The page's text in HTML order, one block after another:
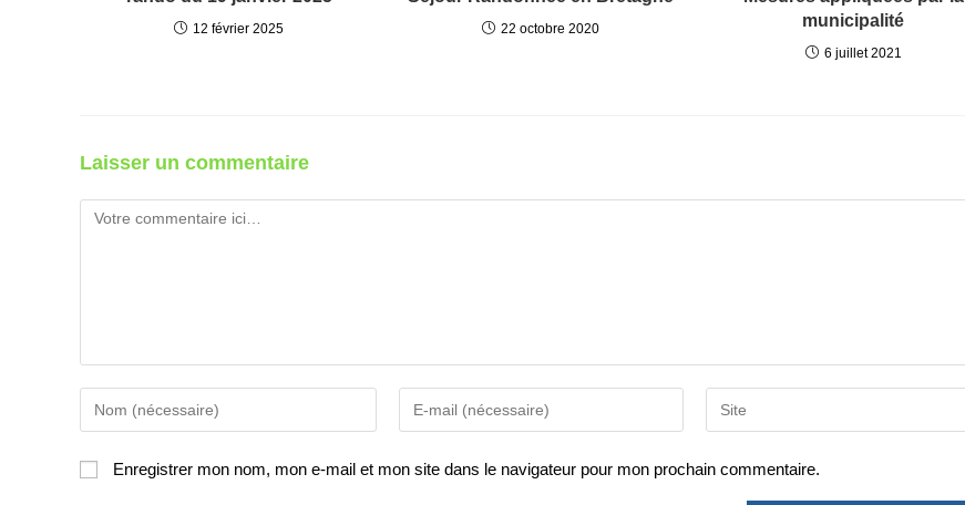
12 février 2025 22 octobre 2020
municipalité
6 juillet 2021
Laisser un commentaire
Enregistrer mon nom, mon e-mail et mon site dans le navigateur pour mon prochain commentaire.